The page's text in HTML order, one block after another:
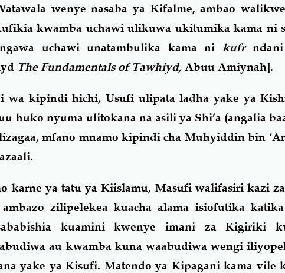
wenye nasaba ya Kifalme, ambao
kwamba uchawi ulikuwa ukitumika kama ni
uchawi unatambulika kama ni kufrndani
The Fundamentals of Tawhiyd,Abuu Amiynah].
wa kipindi hichi, Usufi ulipata ladha yake ya
huko nyuma ulitokana na asili ya Shi’a (angalia
mfano mnamo kipindi cha Muhyiddin bin
karne ya tatu ya Kiislamu, Masufi walifasiri kazi
zilipelekea kuacha alama isiofutika
kuamini kwenye imani za Kigiriki
au kwamba kuna waabudiwa wengi
yake ya Kisufi. Matendo ya Kipagani kama vile